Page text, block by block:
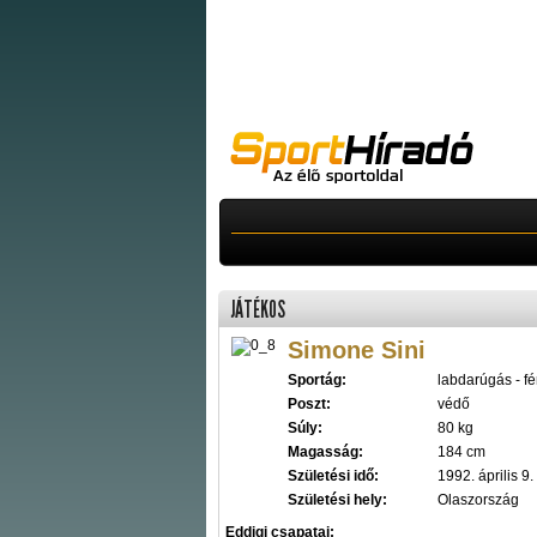
JÁTÉKOS
Simone Sini
Sportág:
labdarúgás -
Poszt:
védő
Súly:
80 kg
Magasság:
184 cm
Születési idő:
1992. április 9.
Születési hely:
Olaszország
Eddigi csapatai: